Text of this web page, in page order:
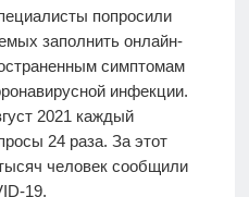
попросили
заполнить онлайн-
симптомам
инфекции.
2021 каждый
24 раза. За этот
человек сообщили
19.